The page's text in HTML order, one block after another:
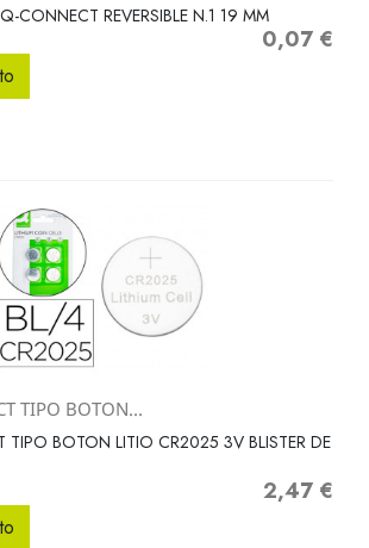
CONNECT REVERSIBLE N.1 19 MM
Precio
0,07 €
TIPO BOTON...
TIPO BOTON LITIO CR2025 3V BLISTER DE
Precio
2,47 €